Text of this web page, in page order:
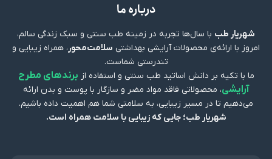
درباره ما
شهریار طب با سال‌ها تجربه در زمینه طب سنتی و سبک زندگی سالم،
امروز با ارائه‌ی محصولات آرایشی بهداشتی سلامت‌محور، همراه زیبایی و
تندرستی شماست.
ما با تکیه بر دانش اساتید طب سنتی و استفاده از برندهای مطرح
آرایشی، محصولاتی فاقد مواد مضر و سازگار با پوست و بدن ارائه
می‌دهیم تا در مسیر زیبایی، به سلامتی شما هم اهمیت داده باشیم.
شهریار طب؛ جایی که زیبایی با سلامت همراه است.